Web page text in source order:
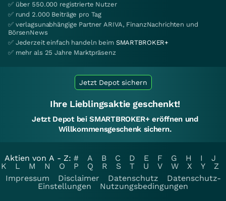
✅ über 550.000 registrierte Nutzer
✅ rund 2.000 Beiträge pro Tag
✅ verlagsunabhängige Partner ARIVA, FinanzNachrichten und
BörsenNews
✅ Jederzeit einfach handeln beim SMARTBROKER+
✅ mehr als 25 Jahre Marktpräsenz
Jetzt Depot sichern
Ihre Lieblingsaktie geschenkt!
Jetzt Depot bei SMARTBROKER+ eröffnen und
Willkommensgeschenk sichern.
Aktien von A - Z: # A B C D E F G H I
J
K
L M N O P Q R S T U V W X Y
Z
Impressum
Disclaimer Datenschutz
Datenschutz-
Einstellungen
Nutzungsbedingungen